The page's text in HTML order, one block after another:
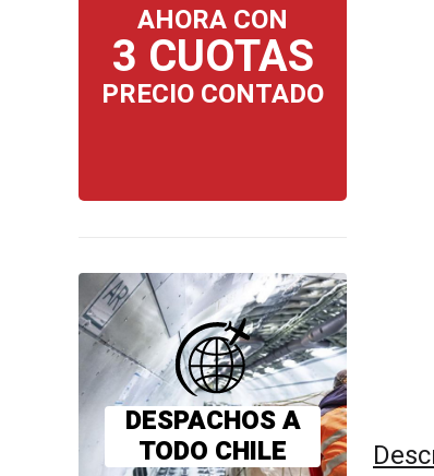
AHORA CON
3 CUOTAS
PRECIO CONTADO
DESPACHOS A
TODO CHILE